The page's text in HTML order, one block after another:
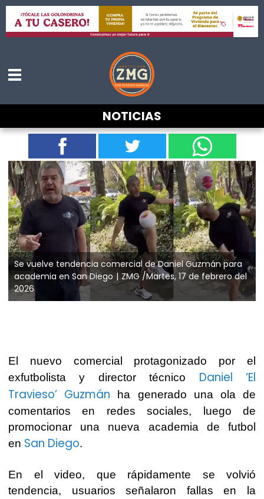
NOTICIAS
Se vuelve tendencia comercial de Daniel
Guzmán para academia en San Diego
Se vuelve tendencia comercial de Daniel Guzmán para
academia en San Diego
ZMG /Martes, 17 de febrero del
2026
El nuevo comercial protagonizado por el
exfutbolista y director técnico Daniel ‘El
Travieso’ Guzmán ha generado una ola de
comentarios en redes sociales, luego de
promocionar una nueva academia de futbol
en San Diego.
En el video, que rápidamente se volvió
tendencia, usuarios señalaron fallas en la